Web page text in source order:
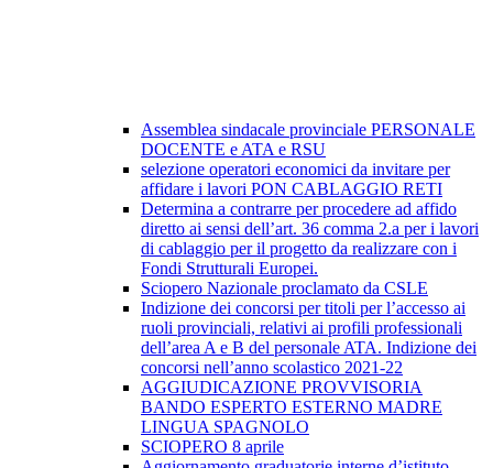
Assemblea sindacale provinciale PERSONALE
DOCENTE e ATA e RSU
selezione operatori economici da invitare per
affidare i lavori PON CABLAGGIO RETI
Determina a contrarre per procedere ad affido
diretto ai sensi dell’art. 36 comma 2.a per i lavori
di cablaggio per il progetto da realizzare con i
Fondi Strutturali Europei.
Sciopero Nazionale proclamato da CSLE
Indizione dei concorsi per titoli per l’accesso ai
ruoli provinciali, relativi ai profili professionali
dell’area A e B del personale ATA. Indizione dei
concorsi nell’anno scolastico 2021-22
AGGIUDICAZIONE PROVVISORIA
BANDO ESPERTO ESTERNO MADRE
LINGUA SPAGNOLO
SCIOPERO 8 aprile